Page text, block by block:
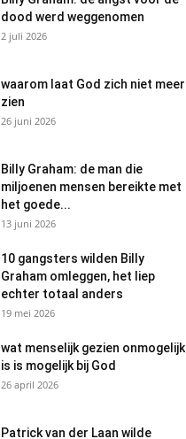
dood werd weggenomen
2 juli 2026
waarom laat God zich niet meer
zien
26 juni 2026
Billy Graham: de man die
miljoenen mensen bereikte met
het goede...
13 juni 2026
10 gangsters wilden Billy
Graham omleggen, het liep
echter totaal anders
19 mei 2026
wat menselijk gezien onmogelijk
is is mogelijk bij God
26 april 2026
Patrick van der Laan wilde